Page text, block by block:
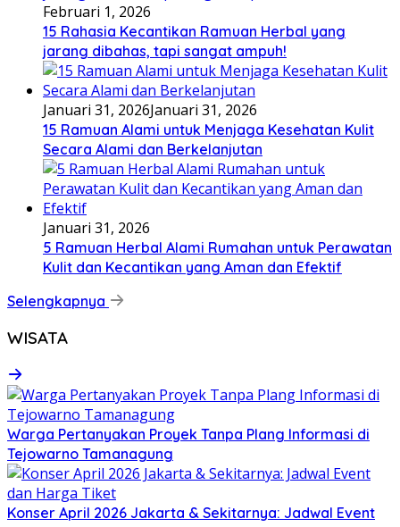
Februari 1, 2026
15 Rahasia Kecantikan Ramuan Herbal yang
jarang dibahas, tapi sangat ampuh!
Januari 31, 2026Januari 31, 2026
15 Ramuan Alami untuk Menjaga Kesehatan Kulit
Secara Alami dan Berkelanjutan
Januari 31, 2026
5 Ramuan Herbal Alami Rumahan untuk Perawatan
Kulit dan Kecantikan yang Aman dan Efektif
Selengkapnya
WISATA
Warga Pertanyakan Proyek Tanpa Plang Informasi di
Tejowarno Tamanagung
Konser April 2026 Jakarta & Sekitarnya: Jadwal Event